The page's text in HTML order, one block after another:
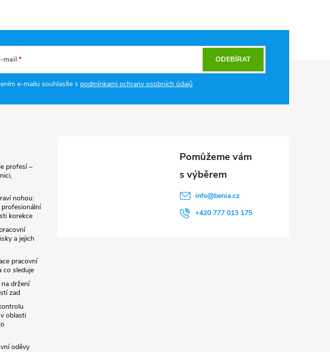
mail
e-mailu souhlasíte s podmínkami ochrany osobních údajů
ODEBÍRAT
profesí –
nohou:
profesionální
korekce
a jejich
pracovní
co sleduje
držení
zad
oblasti
oděvy
info@benia.cz
+420 777 013 175